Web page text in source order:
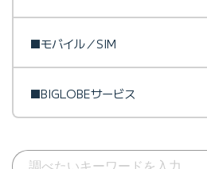
■モバイル／SIM
■BIGLOBEサービス